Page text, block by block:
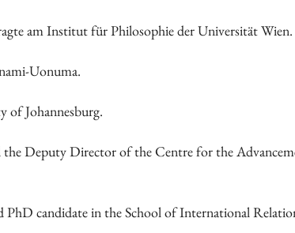
am Institut für Philosophie der Universität
Uonuma.
of Johannesburg.
Deputy Director of the Centre for the
candidate in the School of International